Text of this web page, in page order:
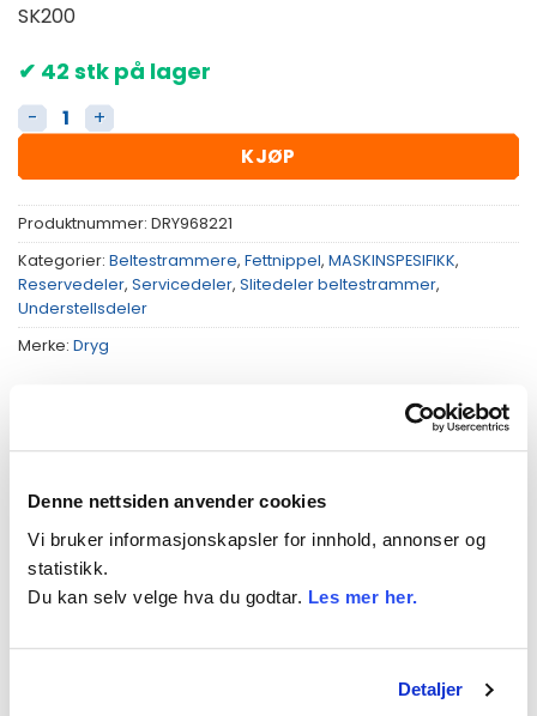
Denne nettsiden anvender cookies
Vi bruker informasjonskapsler for innhold, annonser og
statistikk.
Du kan selv velge hva du godtar. Les mer her.
Detaljer
SK200
✔ 42 stk på lager
Fettnippel beltestrammer antall
KJØP
Produktnummer: DRY968221
Kategorier: Beltestrammere, Fettnippel, MASKINSPESIFIKK,
Reservedeler, Servicedeler, Slitedeler beltestrammer,
Understellsdeler
Merke: Dryg
TILLEGGSINFORMASJON
PASSER TIL